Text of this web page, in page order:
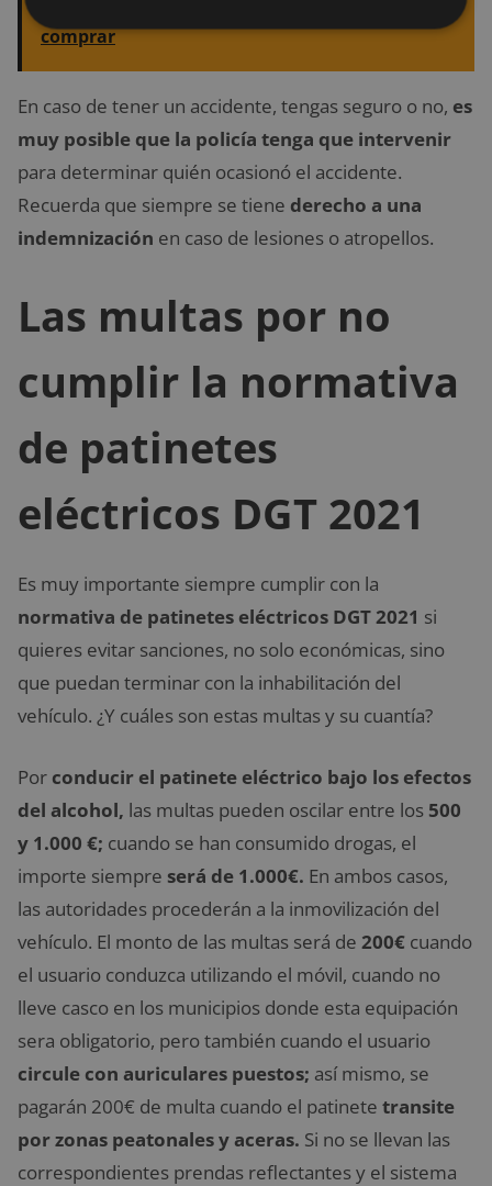
comprar
En caso de tener un accidente, tengas seguro o no, es
muy posible que la policía tenga que intervenir
para determinar quién ocasionó el accidente.
Recuerda que siempre se tiene derecho a una
indemnización en caso de lesiones o atropellos.
Las multas por no
cumplir la normativa
de patinetes
eléctricos DGT 2021
Es muy importante siempre cumplir con la
normativa de patinetes eléctricos DGT 2021 si
quieres evitar sanciones, no solo económicas, sino
que puedan terminar con la inhabilitación del
vehículo. ¿Y cuáles son estas multas y su cuantía?
Por conducir el patinete eléctrico bajo los efectos
del alcohol, las multas pueden oscilar entre los 500
y 1.000 €; cuando se han consumido drogas, el
importe siempre será de 1.000€. En ambos casos,
las autoridades procederán a la inmovilización del
vehículo. El monto de las multas será de 200€ cuando
el usuario conduzca utilizando el móvil, cuando no
lleve casco en los municipios donde esta equipación
sera obligatorio, pero también cuando el usuario
circule con auriculares puestos; así mismo, se
pagarán 200€ de multa cuando el patinete transite
por zonas peatonales y aceras. Si no se llevan las
correspondientes prendas reflectantes y el sistema